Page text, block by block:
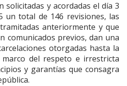
solicitadas y acordadas el día 3
un total de 146 revisiones, las
anteriormente y que
comunicados previos, dan una
otorgadas hasta la
del respeto e irrestricta
y garantías que consagra